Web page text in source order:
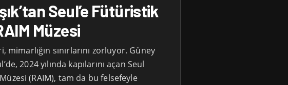
Seul’e Fütüristik
Müzesi
sınırlarını zorluyor. Güney
2024 yılında kapılarını açan Seul
(RAIM), tam da bu felsefeyle